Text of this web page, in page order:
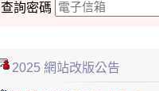
查詢密碼
2025 網站改版公告